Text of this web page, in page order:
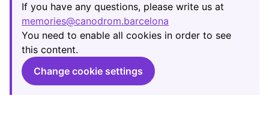
If you have any questions, please write us at
memories@canodrom.barcelona
(Opens in new tab)
You need to enable all cookies in order to see
this content.
Change cookie settings